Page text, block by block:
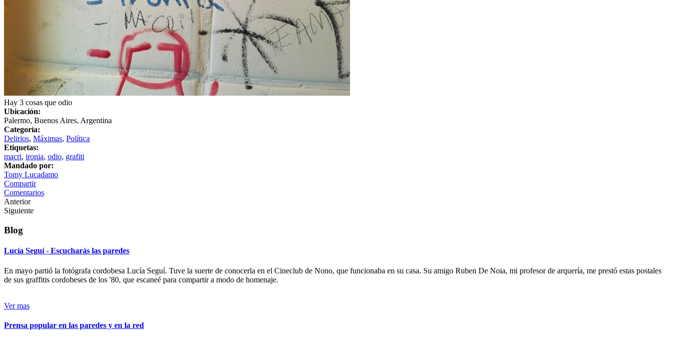
Hay 3 cosas que odio
Ubicación:
Palermo, Buenos Aires, Argentina
Categoría:
Delirios, Máximas, Política
Etiquetas:
macri, ironia, odio, grafiti
Mandado por:
Tomy Lucadamo
Compartir
Comentarios
Anterior
Siguiente
Blog
Lucía Seguí - Escucharás las paredes
En mayo partió la fotógrafa cordobesa Lucía Seguí. Tuve la suerte de conocerla en el Cineclub de Nono, que funcionaba en su casa. Su amigo Ruben De Noia, mi profesor de arquería, me prestó estas postales
de sus graffitis cordobeses de los '80, que escaneé para compartir a modo de homenaje.
Ver mas
Prensa popular en las paredes y en la red